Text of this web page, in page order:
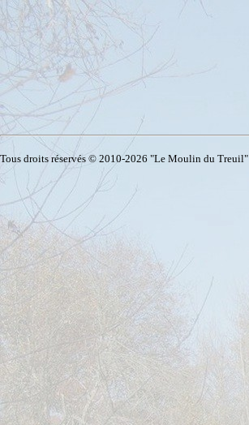
Tous droits réservés © 2010-2026 "Le Moulin du Treuil"